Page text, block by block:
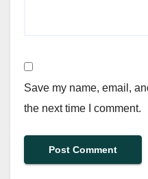
Save my name, email,
the next time I comment.